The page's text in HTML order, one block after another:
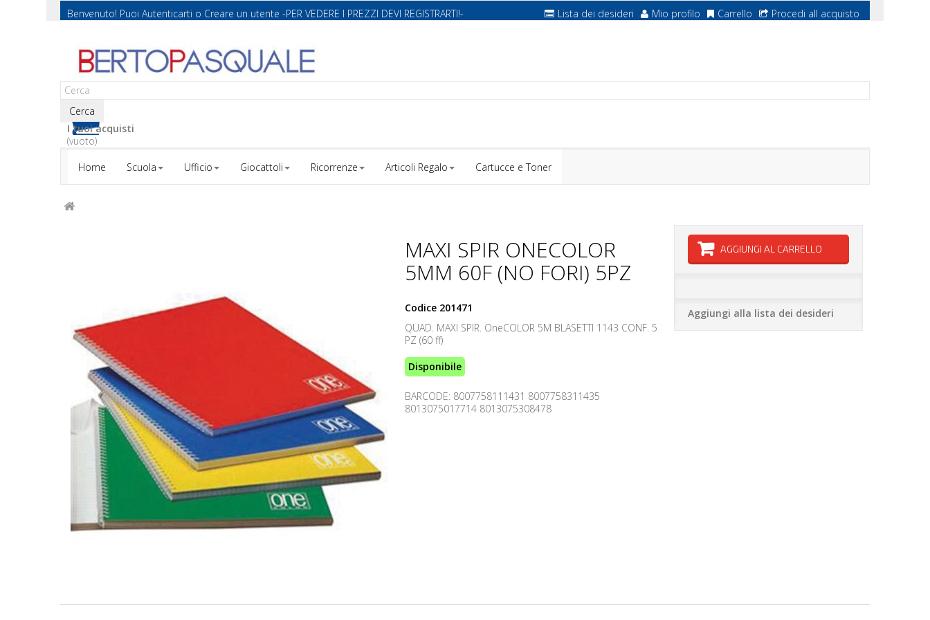
Benvenuto! Puoi Autenticarti o Creare un utente -PER VEDERE I PREZZI DEVI REGISTRARTI!- Lista dei desideri Mio profilo Carrello Procedi all acquisto
Cerca
I tuoi acquisti
(vuoto)
Home
Scuola Ufficio Giocattoli Ricorrenze Articoli Regalo Cartucce e Toner
MAXI SPIR ONECOLOR
5MM 60F (NO FORI) 5PZ
Codice 201471
QUAD. MAXI SPIR. OneCOLOR 5M BLASETTI 1143 CONF. 5
PZ (60 ff)
Disponibile
BARCODE: 8007758111431 8007758311435
8013075017714 8013075308478
AGGIUNGI AL CARRELLO
Aggiungi alla lista dei desideri